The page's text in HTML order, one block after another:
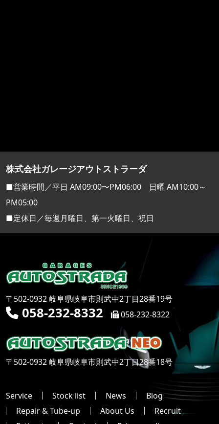
株式会社ガレージアウトストラーダ
■営業時間／平日 AM09:00〜PM06:00 日曜 AM10:00～
PM05:00
■定休日／毎週月曜日、第一火曜日、祝日
〒502-0932 岐阜県岐阜市則武中2丁目28番19号
058-232-8332 058-232-8322
〒502-0932 岐阜県岐阜市則武中2丁目28番18号
Service Stock list News
Blog
Repair & Tube-up
About Us
Recruit